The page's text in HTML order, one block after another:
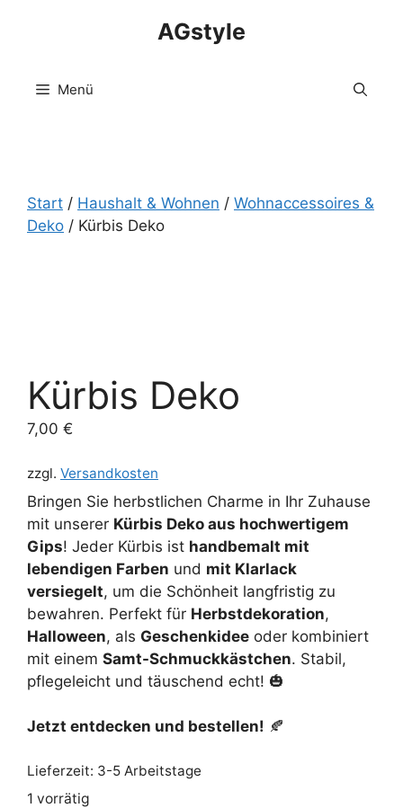
AGstyle
Menü
Start / Haushalt & Wohnen / Wohnaccessoires &
Deko / Kürbis Deko
Kürbis Deko
7,00 €
zzgl. Versandkosten
Bringen Sie herbstlichen Charme in Ihr Zuhause
mit unserer Kürbis Deko aus hochwertigem
Gips! Jeder Kürbis ist handbemalt mit
lebendigen Farben und mit Klarlack
versiegelt, um die Schönheit langfristig zu
bewahren. Perfekt für Herbstdekoration,
Halloween, als Geschenkidee oder kombiniert
mit einem Samt-Schmuckkästchen. Stabil,
pflegeleicht und täuschend echt! 🎃
Jetzt entdecken und bestellen! 🍂
Lieferzeit: 3-5 Arbeitstage
1 vorrätig